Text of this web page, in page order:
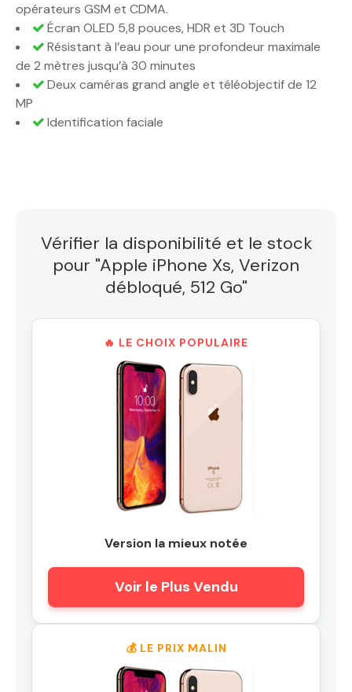
opérateurs GSM et CDMA.
Écran OLED 5,8 pouces, HDR et 3D Touch
Résistant à l’eau pour une profondeur maximale
de 2 mètres jusqu’à 30 minutes
Deux caméras grand angle et téléobjectif de 12
MP
Identification faciale
Vérifier la disponibilité et le stock
pour "Apple iPhone Xs, Verizon
débloqué, 512 Go"
🔥 LE CHOIX POPULAIRE
Version la mieux notée
Voir le Plus Vendu
💰 LE PRIX MALIN